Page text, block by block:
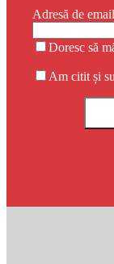
Adresă de
Doresc să
Am citit și